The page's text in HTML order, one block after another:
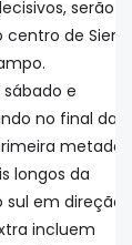
serão
de Siena
e
no final da
metade
longos da
em direção
incluem